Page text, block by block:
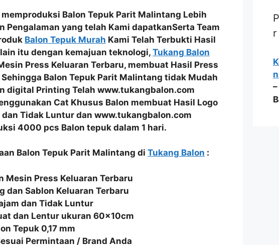
memproduksi Balon Tepuk Parit Malintang Lebih
Pengalaman yang telah Kami dapatkanSerta Team
Balon Tepuk Murah Kami Telah Terbukti Hasil
itu dengan kemajuan teknologi, Tukang Balon
Press Keluaran Terbaru, membuat Hasil Press
Balon Tepuk Parit Malintang tidak Mudah
digital Printing Telah www.tukangbalon.com
Cat Khusus Balon membuat Hasil Logo
dan Tidak Luntur dan www.tukangbalon.com
4000 pcs Balon tepuk dalam 1 hari.
Balon Tepuk Parit Malintang di Tukang Balon :
Mesin Press Keluaran Terbaru
dan Sablon Keluaran Terbaru
dan Tidak Luntur
dan Lentur ukuran 60x10cm
Tepuk 0,17 mm
Permintaan / Brand Anda
r